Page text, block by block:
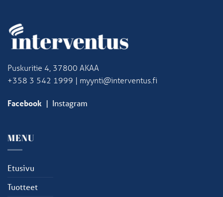
Puskuritie 4, 37800 AKAA
+358 3 542 1999 | myynti@interventus.fi
Facebook | Instagram
MENU
Etusivu
Tuotteet